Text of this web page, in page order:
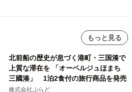
もっと見る
北前船の歴史が息づく港町・三国湊で
上質な滞在を 「オーベルジュほまち
三國湊」 1泊2食付の旅行商品を発売
株式会社ぷらど